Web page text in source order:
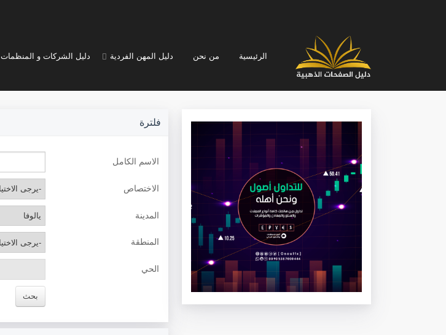
الرئيسية من نحن دليل المهن الفردية دليل الشركات و المنظمات
فلترة
الاسم الكامل
الاختصاص
المدينة
المنطقة
الحي